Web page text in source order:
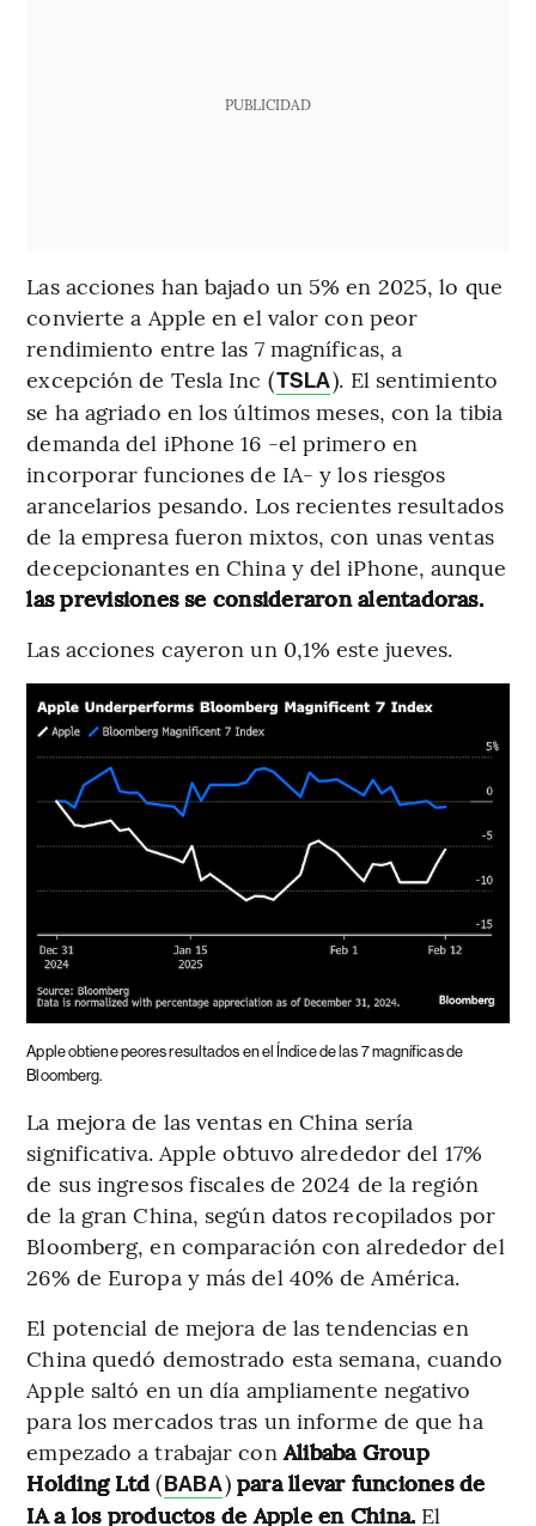
PUBLICIDAD
Las acciones han bajado un 5% en 2025, lo que
convierte a Apple en el valor con peor
rendimiento entre las 7 magníficas, a
excepción de Tesla Inc (TSLA). El sentimiento
se ha agriado en los últimos meses, con la tibia
demanda del iPhone 16 -el primero en
incorporar funciones de IA- y los riesgos
arancelarios pesando. Los recientes resultados
de la empresa fueron mixtos, con unas ventas
decepcionantes en China y del iPhone, aunque
las previsiones se consideraron alentadoras.
Las acciones cayeron un 0,1% este jueves.
Apple obtiene peores resultados en el Índice de las 7 magníficas de
Bloomberg.
La mejora de las ventas en China sería
significativa. Apple obtuvo alrededor del 17%
de sus ingresos fiscales de 2024 de la región
de la gran China, según datos recopilados por
Bloomberg, en comparación con alrededor del
26% de Europa y más del 40% de América.
El potencial de mejora de las tendencias en
China quedó demostrado esta semana, cuando
Apple saltó en un día ampliamente negativo
para los mercados tras un informe de que ha
empezado a trabajar conAlibaba Group
Holding Ltd (BABA) para llevar funciones de
IA a los productos de Apple en China. El